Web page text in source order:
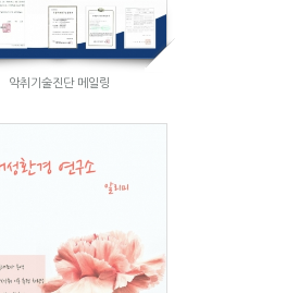
악취기술진단 메일링